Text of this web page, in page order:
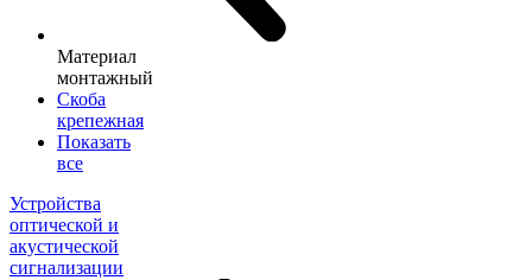
Материал
монтажный
Скоба
крепежная
Показать
все
Устройства
оптической и
акустической
сигнализации